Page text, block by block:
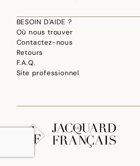
BESOIN D'AIDE ?
Où nous trouver
Contactez-nous
Retours
F.A.Q.
Site professionnel